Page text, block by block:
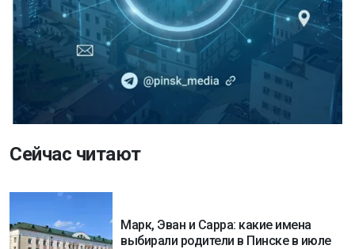
Сейчас читают
Марк, Эван и Сарра: какие имена
выбирали родители в Пинске в июле